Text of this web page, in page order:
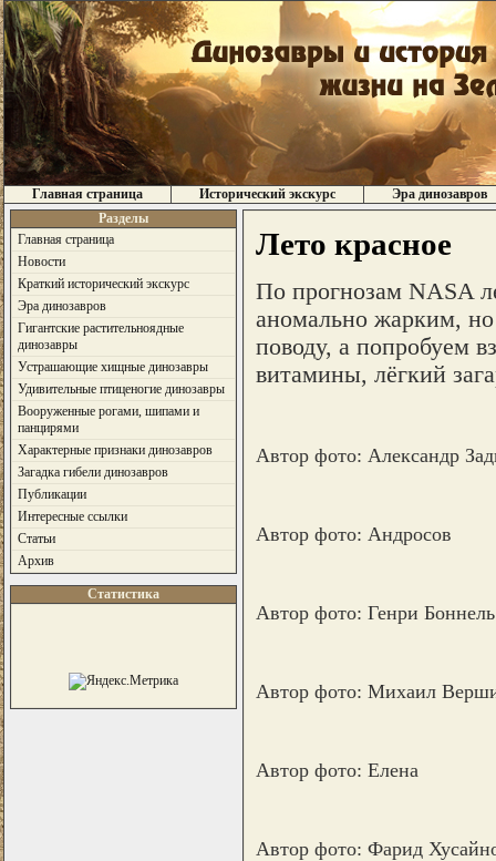
Главная страница Исторический экскурс
Эра динозавров
Разделы
Главная страница
Новости
Краткий исторический экскурс
Эра динозавров
Гигантские растительноядные
динозавры
Устрашающие хищные динозавры
Удивительные птиценогие динозавры
Вооруженные рогами, шипами и
панцирями
Характерные признаки динозавров
Загадка гибели динозавров
Публикации
Интересные ссылки
Статьи
Архив
Статистика
Лето красное
По прогнозам NASA
аномально жарким, но
поводу, а попробуем
витамины, лёгкий
Автор фото: Александр
Автор фото: Андросов
Автор фото: Генри Боннель
Автор фото: Михаил
Автор фото: Елена
Автор фото: Фарид